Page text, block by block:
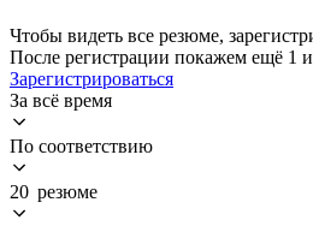
Чтобы видеть все резюме,
После регистрации покажем ещё 1
Зарегистрироваться
За всё время
По соответствию
20 резюме